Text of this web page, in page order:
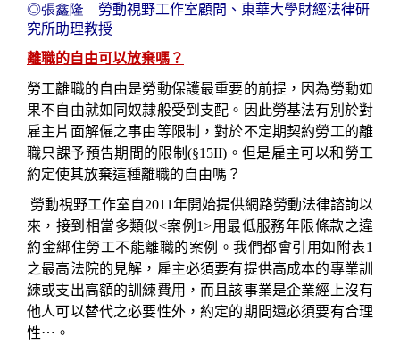
◎張鑫隆 勞動視野工作室顧問、東華大學財經法律研
究所助理教授
離職的自由可以放棄嗎？
勞工離職的自由是勞動保護最重要的前提，因為勞動如
果不自由就如同奴隷般受到支配。因此勞基法有別於對
雇主片面解僱之事由等限制，對於不定期契約勞工的離
職只課予預告期間的限制(§15II) 。但是雇主可以和勞工
約定使其放棄這種離職的自由嗎？
勞動視野工作室自2011年開始提供網路勞動法律諮詢以
來，接到相當多類似<案例 1>用最低服務年限條款之違
約金綁住勞工不能離職的案例。我們都會引用如附表1
之最高法院的見解，雇主必須要有提供高成本的專業訓
練或支出高額的訓練費用，而且該事業是企業經上沒有
他人可以替代之必要性外，約定的期間還必須要有合理
性⋯ 。